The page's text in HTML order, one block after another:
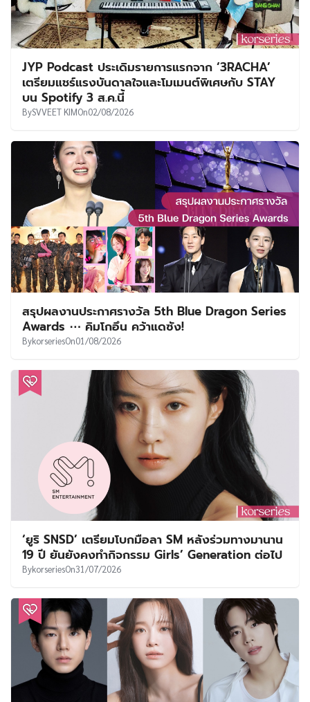
JYP Podcast ประเดิมรายการแรกจาก ‘3RACHA’
เตรียมแชร์แรงบันดาลใจและโมเมนต์พิเศษกับ STAY
บน Spotify 3 ส.ค.นี้
BySVVEET KIMOn02/08/2026
สรุปผลงานประกาศรางวัล 5th Blue Dragon Series
Awards ⋯ คิมโกอึน คว้าแดซัง!
BykorseriesOn01/08/2026
‘ยูริ SNSD’ เตรียมโบกมือลา SM หลังร่วมทางมานาน
19 ปี ยันยังคงทำกิจกรรม Girls’ Generation ต่อไป
BykorseriesOn31/07/2026